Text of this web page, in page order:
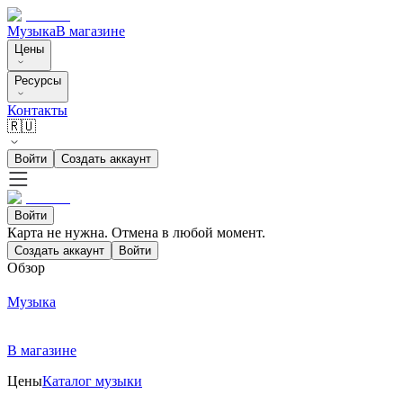
МузыкаВ магазине
Цены
Ресурсы
Контакты
🇷🇺
Войти Создать аккаунт
Войти
Карта не нужна. Отмена в любой момент.
Создать аккаунт Войти
Обзор
Музыка
В магазине
ЦеныКаталог музыки